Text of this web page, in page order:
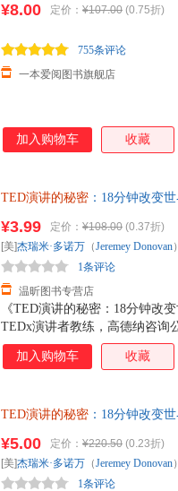
不止关于演讲 如何克服讲话时
何在谈判桌上赢得更大筹码？
¥8.00 定价： ¥107.00 (0.75折)
一本爱阅图书旗舰店
755条评论
加入购物车 收藏
TED演讲的秘密 ：18分钟改变
《TED演讲的秘密：18分钟改
TEDx演讲者教练，高德纳咨询
演讲训练的成果全面分享。帮
看和解构数百个TED演讲所需
维码，引领可视化阅读趋势，
TED演讲作为样本展探讨演讲
其他任何演讲书或演讲理论都
¥3.99 定价： ¥108.00 (0.37折)
温昕图书专营店
1条评论
[美]杰瑞米·多诺万 （Jeremey Donovan
加入购物车 收藏
TED演讲的秘密 ：18分钟改变
套，电子发票！
¥5.00 定价： ¥220.50 (0.23折)
1条评论
[美]杰瑞米·多诺万 （Jeremey Donovan